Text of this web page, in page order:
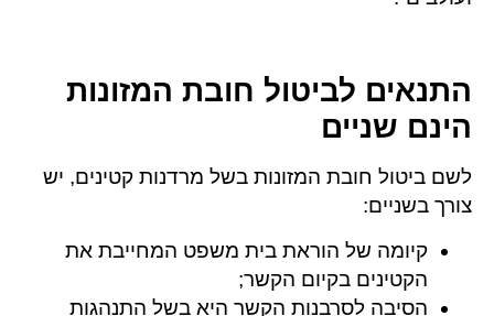
התנאים לביטול חובת המזונות
הינם שניים
לשם ביטול חובת המזונות בשל מרדנות קטינים, יש
צורך בשניים:
קיומה של הוראת בית משפט המחייבת את
הקטינים בקיום הקשר;
הסיבה לסרבנות הקשר היא בשל התנהגות